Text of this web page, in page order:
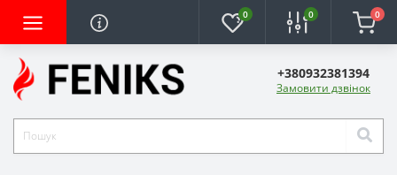
0 0 0
+380932381394
Замовити дзвінок